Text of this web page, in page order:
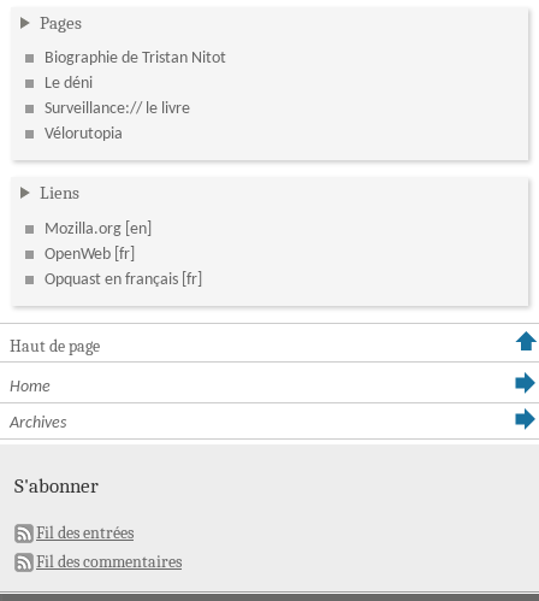
Pages
Biographie de Tristan Nitot
Le déni
Surveillance:// le livre
Vélorutopia
Liens
Mozilla.org
OpenWeb
Opquast en français
Haut de page
Home
Archives
S'abonner
Fil des entrées
Fil des commentaires